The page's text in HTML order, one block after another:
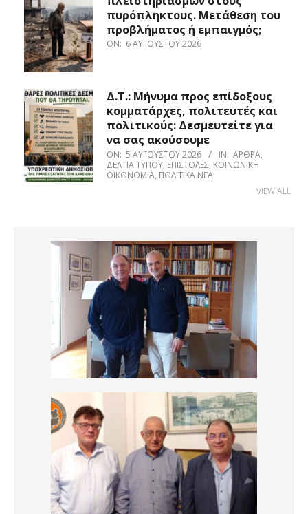
πυρόπληκτους. Μετάθεση του
προβλήματος ή εμπαιγμός;
ON: 6 ΑΥΓΟΎΣΤΟΥ 2026
Δ.Τ.: Μήνυμα προς επίδοξους
κομματάρχες, πολιτευτές και
πολιτικούς: Δεσμευτείτε για
να σας ακούσουμε
ON: 5 ΑΥΓΟΎΣΤΟΥ 2026 IN: ΆΡΘΡΑ,
ΔΕΛΤΊΑ ΤΎΠΟΥ, ΕΠΙΣΤΟΛΈΣ, ΚΟΙΝΩΝΙΚΉ
ΟΙΚΟΝΟΜΊΑ, ΠΟΛΙΤΙΚΆ ΝΈΑ
VIEW ALL